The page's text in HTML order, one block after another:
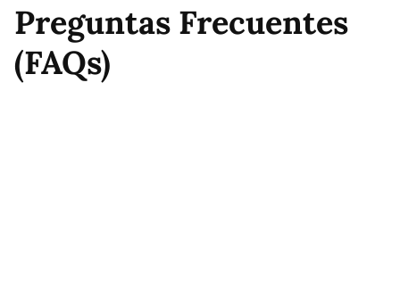
Preguntas Frecuentes
(FAQs)